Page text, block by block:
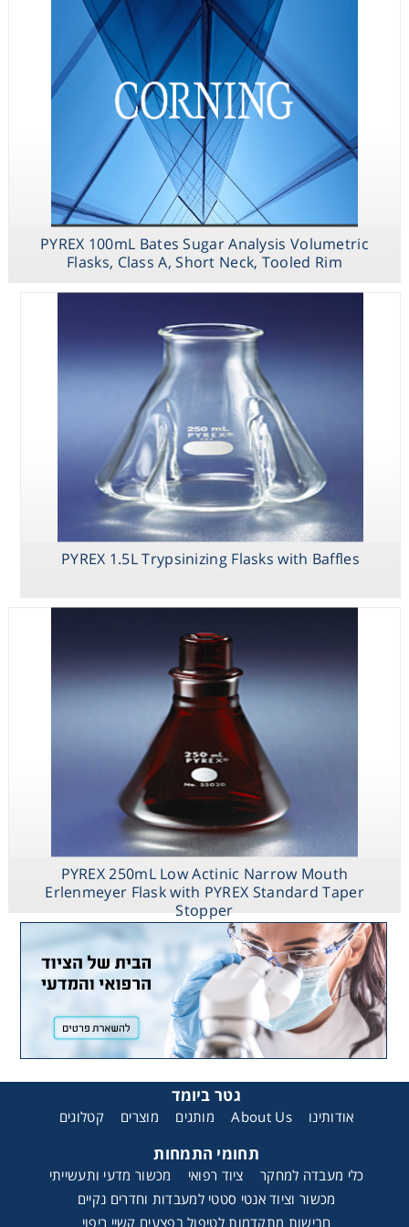
PYREX 100mL Bates Sugar Analysis Volumetric
Flasks, Class A, Short Neck, Tooled Rim
PYREX 1.5L Trypsinizing Flasks with Baffles
PYREX 250mL Low Actinic Narrow Mouth
Erlenmeyer Flask with PYREX Standard Taper
Stopper
גטר ביומד
אודותינו About Us מותגים מוצרים קטלוגים
תחומי התמחות
כלי מעבדה למחקר ציוד רפואי
מכשור מדעי ותעשייתי
מכשור וציוד אנטי סטטי למעבדות וחדרים נקיים
חבישות מתקדמות לטיפול בפצעים קשיי ריפוי
Tooled Rim
PYREX 250mL
Low Actinic
Narrow Mouth
Standard Taper
Stopper